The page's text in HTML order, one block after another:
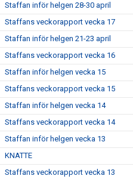
Staffan inför helgen 28-30 april
Staffans veckorapport vecka 17
Staffan inför helgen 21-23 april
Staffans veckorapport vecka 16
Staffan inför helgen vecka 15
Staffans veckorapport vecka 15
Staffan inför helgen vecka 14
Staffans veckorapport vecka 14
Staffan inför helgen vecka 13
KNATTE
Staffans veckorapport vecka 13